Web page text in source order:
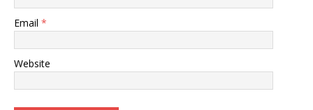
Email *
Website